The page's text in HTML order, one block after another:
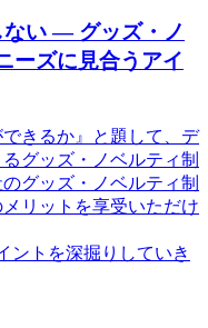
ない ― グッズ・ノ
ーズに見合うアイ
きるか』と題して、デ
グッズ・ノベルティ制
グッズ・ノベルティ制
リットを享受いただけ
ントを深掘りしていき